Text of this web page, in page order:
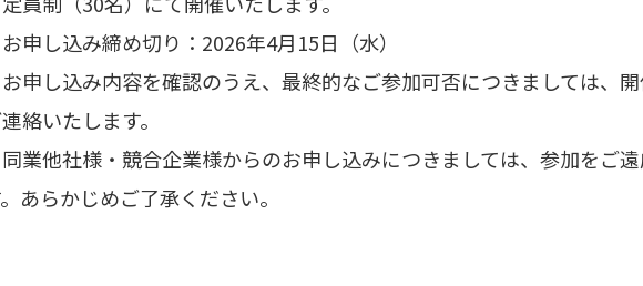
申し込み締め切り：2026年4月15日（水）
申し込み内容を確認のうえ、最終的なご参加可否につきましては、
絡いたします。
業他社様・競合企業様からのお申し込みにつきましては、参加をご
あらかじめご了承ください。